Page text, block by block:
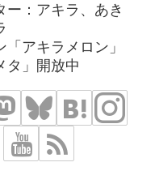
ー：アキラ、あき
「アキラメロン」
タ」開放中